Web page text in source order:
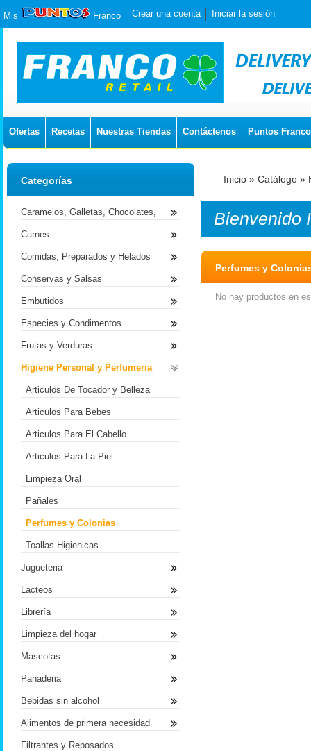
Mis Franco Crear una cuenta Iniciar la sesión
Ofertas Recetas Nuestras Tiendas Contáctenos Puntos Franco
Inicio » Catálogo »
Bienvenido
Perfumes y
No hay productos en
Categorías
Caramelos, Galletas, Chocolates,
Carnes
Comidas, Preparados y Helados
Conservas y Salsas
Embutidos
Especies y Condimentos
Frutas y Verduras
Higiene Personal y Perfumeria
Articulos De Tocador y Belleza
Articulos Para Bebes
Articulos Para El Cabello
Articulos Para La Piel
Limpieza Oral
Pañales
Perfumes y Colonias
Toallas Higienicas
Jugueteria
Lacteos
Librería
Limpieza del hogar
Mascotas
Panaderia
Bebidas sin alcohol
Alimentos de primera necesidad
Filtrantes y Reposados